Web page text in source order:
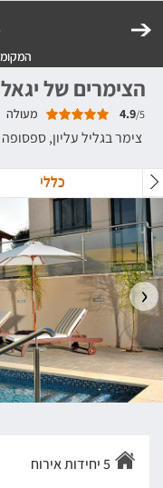
הצימרים של יגאל
4.9/5 מעולה
צימר בגליל עליון, ספסופה
כללי
5 יחידות אירוח